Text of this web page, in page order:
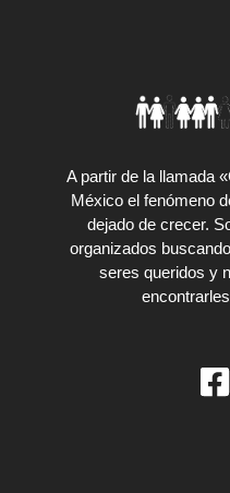
A partir de la llamada
México el fenómeno
dejado de crecer.
organizados
seres queridos y